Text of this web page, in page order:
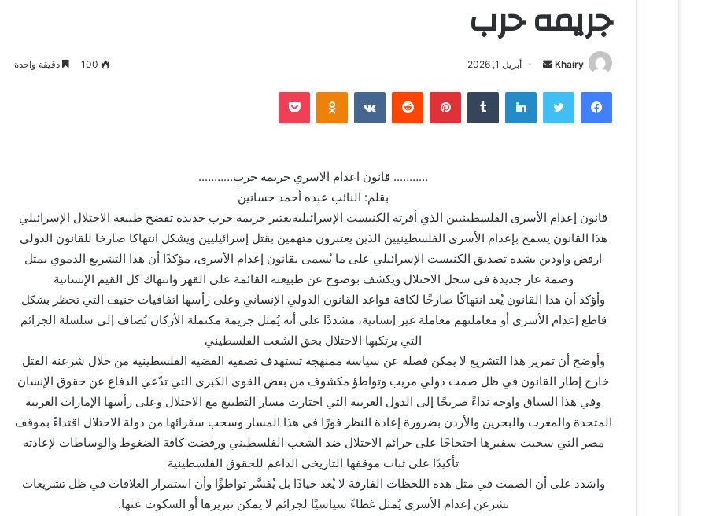
جريمه حرب
Khairy
أ
ل
ا
ي
ا
أبريل 1, 2026 100 دقيقة واحدة
فيسبوك تويتر لينكدإن ‏Tumblr بينتيريست ‏Reddit
‏VKontakte
Odnoklassniki بوكيت
……….. قانون اعدام الاسري جريمه حرب………..
بقلم: النائب عبده أحمد حسانين
قانون إعدام الأسرى الفلسطينيين الذي أقرته الكنيست الإسرائيليةيعتبر جريمة حرب جديدة تفضح طبيعة الاحتلال الإسرائيلي
هذا القانون يسمح بإعدام الأسرى الفلسطينيين الذين يعتبرون متهمين بقتل إسرائيليين ويشكل انتهاكا صارخا للقانون الدولي
ارفض واودين بشده تصديق الكنيست الإسرائيلي على ما يُسمى بقانون إعدام الأسرى، مؤكدًا أن هذا التشريع الدموي يمثل
وصمة عار جديدة في سجل الاحتلال ويكشف بوضوح عن طبيعته القائمة على القهر وانتهاك كل القيم الإنسانية
وأؤكد أن هذا القانون يُعد انتهاكًا صارخًا لكافة قواعد القانون الدولي الإنساني وعلى رأسها اتفاقيات جنيف التي تحظر بشكل
قاطع إعدام الأسرى أو معاملتهم معاملة غير إنسانية، مشددًا على أنه يُمثل جريمة مكتملة الأركان تُضاف إلى سلسلة الجرائم
التي يرتكبها الاحتلال بحق الشعب الفلسطيني
وأوضح أن تمرير هذا التشريع لا يمكن فصله عن سياسة ممنهجة تستهدف تصفية القضية الفلسطينية من خلال شرعنة القتل
خارج إطار القانون في ظل صمت دولي مريب وتواطؤ مكشوف من بعض القوى الكبرى التي تدّعي الدفاع عن حقوق الإنسان
وفي هذا السياق واوجه نداءً صريحًا إلى الدول العربية التي اختارت مسار التطبيع مع الاحتلال وعلى رأسها الإمارات العربية
المتحدة والمغرب والبحرين والأردن بضرورة إعادة النظر فورًا في هذا المسار وسحب سفرائها من دولة الاحتلال اقتداءً بموقف
مصر التي سحبت سفيرها احتجاجًا على جرائم الاحتلال ضد الشعب الفلسطيني ورفضت كافة الضغوط والوساطات لإعادته
تأكيدًا على ثبات موقفها التاريخي الداعم للحقوق الفلسطينية
واشدد على أن الصمت في مثل هذه اللحظات الفارقة لا يُعد حيادًا بل يُفسَّر تواطؤًا وأن استمرار العلاقات في ظل تشريعات
تشرعن إعدام الأسرى يُمثل غطاءً سياسيًا لجرائم لا يمكن تبريرها أو السكوت عنها.